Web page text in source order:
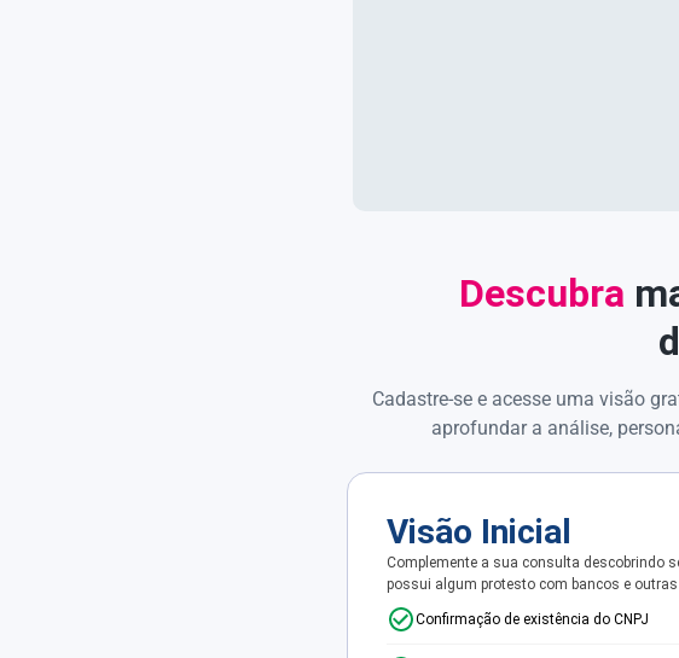
Descubra
Cadastre-se e acesse uma visão
aprofundar a análise,
Visão Inicial
Complemente a sua consulta descobrindo
possui algum protesto com bancos e outras
Confirmação de existência do CNPJ